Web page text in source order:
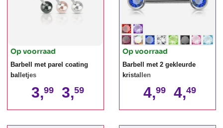
Op voorraad
Barbell met parel coating
balletjes
3,99 3,59
Op voorraad
Barbell met 2 gekleurde
kristallen
4,99 4,49